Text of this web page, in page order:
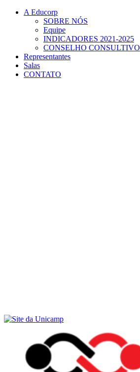
Conteúdo principal
A Educorp
SOBRE NÓS
Equipe
INDICADORES 2021-2025
CONSELHO CONSULTIVO
Representantes
Salas
CONTATO